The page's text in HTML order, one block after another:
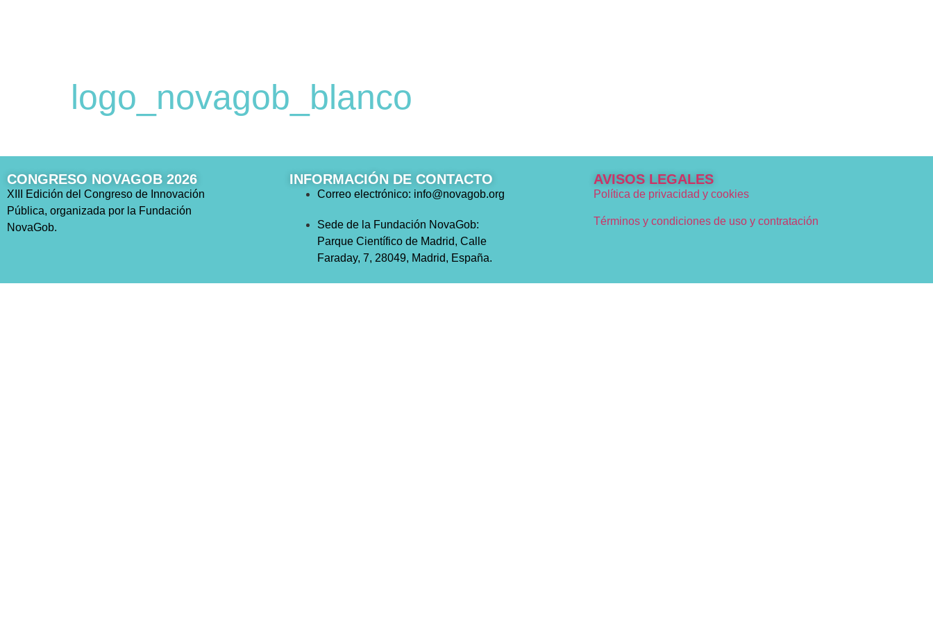
logo_novagob_blanco
CONGRESO NOVAGOB 2026
XIII Edición del Congreso de Innovación
Pública, organizada por la Fundación
NovaGob.
INFORMACIÓN DE CONTACTO
Correo electrónico: info@novagob.org
Sede de la Fundación NovaGob:
Parque Científico de Madrid, Calle
Faraday, 7, 28049, Madrid, España.
AVISOS LEGALES
Política de privacidad y cookies
Términos y condiciones de uso y contratación